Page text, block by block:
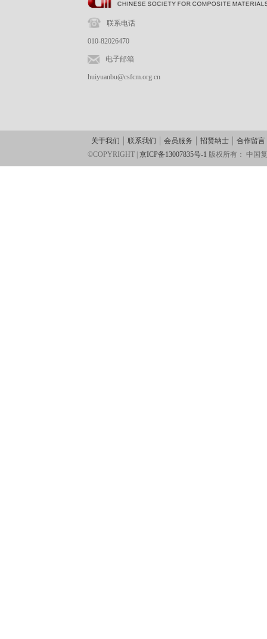
联系电话
010-82026470
电子邮箱
huiyuanbu@csfcm.org.cn
关于我们 联系我们 会员服务 招贤纳士
合作留言
©COPYRIGHT | 京ICP备13007835号-1 版权所有： 中国